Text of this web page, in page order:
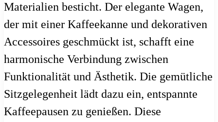
Materialien besticht. Der elegante Wagen,
der mit einer Kaffeekanne und dekorativen
Accessoires geschmückt ist, schafft eine
harmonische Verbindung zwischen
Funktionalität und Ästhetik. Die gemütliche
Sitzgelegenheit lädt dazu ein, entspannte
Kaffeepausen zu genießen. Diese